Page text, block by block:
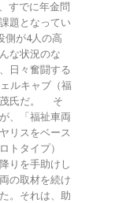
すでに年金問
題となってい
側が4人の高
な状況のな
日々奮闘する
ルキャブ（福
茂氏だ。 そ
、「福祉車両
リスをベース
トタイプ）
りを手助けし
の取材を続け
。それは、助